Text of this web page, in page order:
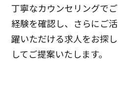
丁寧なカウンセリングでご
経験を確認し、さらにご活
躍いただける求人をお探し
してご提案いたします。